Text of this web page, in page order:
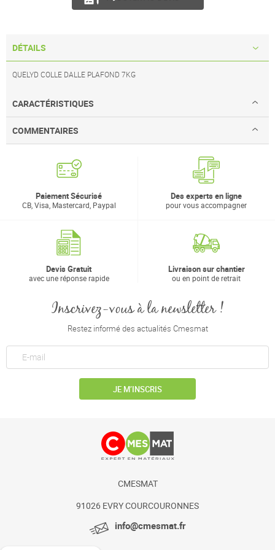
DÉTAILS
QUELYD COLLE DALLE PLAFOND 7KG
CARACTÉRISTIQUES
COMMENTAIRES
Paiement Sécurisé
CB, Visa, Mastercard, Paypal
Des experts en ligne
pour vous accompagner
Devis Gratuit
avec une réponse rapide
Livraison sur chantier
ou en point de retrait
Inscrivez-vous à la newsletter !
Restez informé des actualités Cmesmat
JE M’INSCRIS
CMESMAT
91026 EVRY COURCOURONNES
info@cmesmat.fr